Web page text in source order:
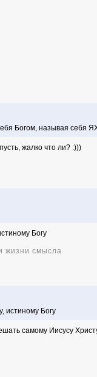
Богом, называя себя
жалко что ли? :)))
Богу
жизни смысла
истиному Богу
самому Иисусу